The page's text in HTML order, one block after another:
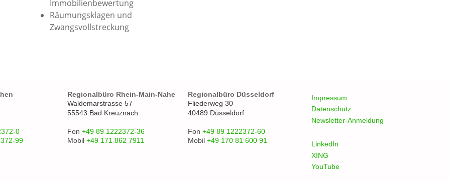
Immobilienbewertung
Räumungsklagen und
Zwangsvollstreckung
0
99
Regionalbüro Rhein-Main-Nahe
Waldemarstrasse 57
55543 Bad Kreuznach
Fon +49 89 1222372-36
Mobil +49 171 862 7911
Regionalbüro Düsseldorf
Fliederweg 30
40489 Düsseldorf
Fon+49 89 1222372-60
Mobil+49 170 81 600 91
Impressum
Datenschutz
Newsletter-Anmeldung
LinkedIn
XING
YouTube